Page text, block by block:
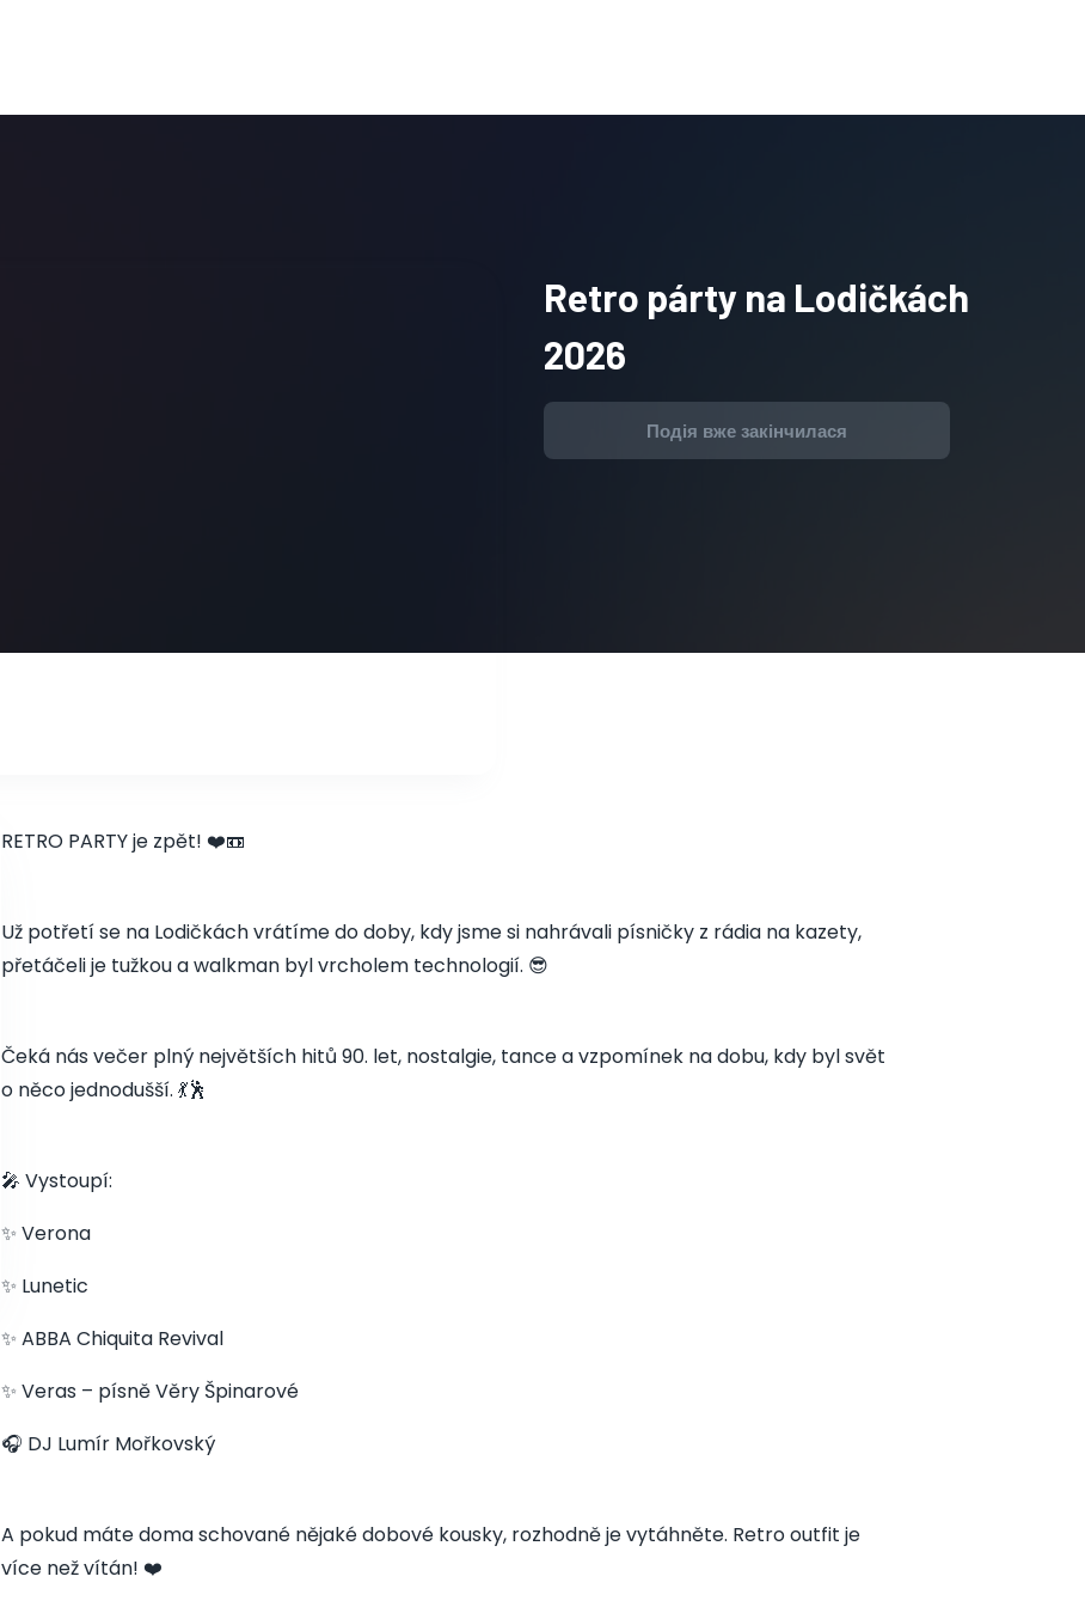
Retro párty na Lodičkách
2026
Подія вже закінчилася
RETRO PARTY je zpět! ❤️📼
Už potřetí se na Lodičkách vrátíme do doby, kdy jsme si nahrávali písničky z rádia na kazety,
přetáčeli je tužkou a walkman byl vrcholem technologií. 😎
Čeká nás večer plný největších hitů 90. let, nostalgie, tance a vzpomínek na dobu, kdy byl svět
o něco jednodušší. 💃🕺
🎤 Vystoupí:
✨ Verona
✨ Lunetic
✨ ABBA Chiquita Revival
✨ Veras – písně Věry Špinarové
🎧 DJ Lumír Mořkovský
A pokud máte doma schované nějaké dobové kousky, rozhodně je vytáhněte. Retro outfit je
více než vítán! ❤️